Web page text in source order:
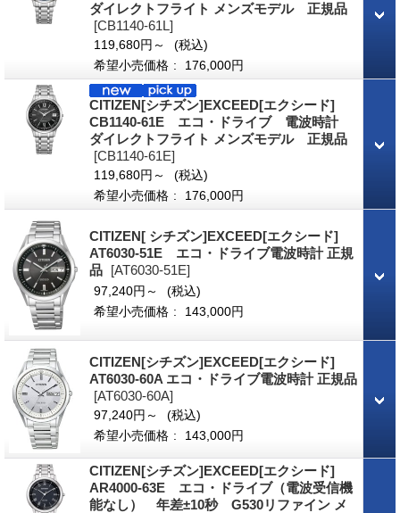
ダイレクトフライト メンズモデル 正規品
[CB1140-61L]
119,680円～
(税込)
希望小売価格 : 176,000円
CITIZEN[シチズン]EXCEED[エクシード]
CB1140-61E エコ・ドライブ 電波時計
ダイレクトフライト メンズモデル 正規品
[CB1140-61E]
119,680円～
(税込)
希望小売価格 : 176,000円
CITIZEN[ シチズン]EXCEED[エクシード]
AT6030-51E エコ・ドライブ電波時計 正規
品 [AT6030-51E]
97,240円～
(税込)
希望小売価格 : 143,000円
CITIZEN[シチズン]EXCEED[エクシード]
AT6030-60A エコ・ドライブ電波時計 正規品
[AT6030-60A]
97,240円～
(税込)
希望小売価格 : 143,000円
CITIZEN[シチズン]EXCEED[エクシード]
AR4000-63E エコ・ドライブ（電波受信機
能なし） 年差±10秒 G530リファイン メ